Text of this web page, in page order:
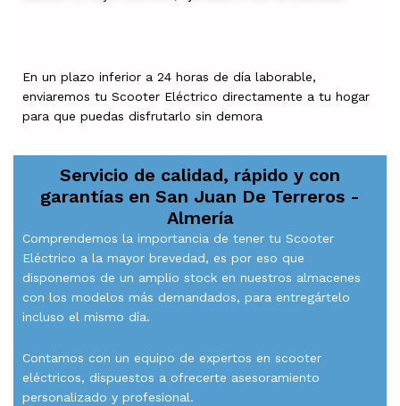
En un plazo inferior a 24 horas de día laborable,
enviaremos tu Scooter Eléctrico directamente a tu hogar
para que puedas disfrutarlo sin demora
Servicio de calidad, rápido y con
garantías en San Juan De Terreros -
Almería
Comprendemos la importancia de tener tu Scooter
Eléctrico a la mayor brevedad, es por eso que
disponemos de un amplio stock en nuestros almacenes
con los modelos más demandados, para entregártelo
incluso el mismo día.
Contamos con un equipo de expertos en scooter
eléctricos, dispuestos a ofrecerte asesoramiento
personalizado y profesional.